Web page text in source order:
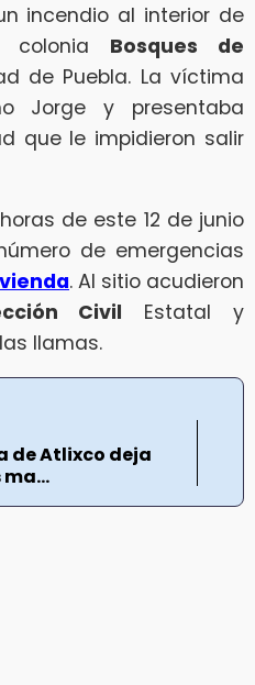
incendio al interior de
colonia Bosques de
de Puebla. La víctima
Jorge y presentaba
que le impidieron salir
de este 12 de junio
de emergencias
. Al sitio acudieron
Civil Estatal y
llamas.
de Atlixco deja